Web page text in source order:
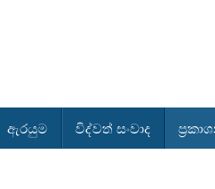
ඇරයුම විද්වත් සංවාද